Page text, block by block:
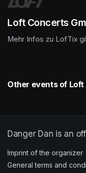
Loft Concerts
Mehr Infos zu LofTix
Other events of Loft
Danger Dan is an
Imprint of the organizer
General terms and